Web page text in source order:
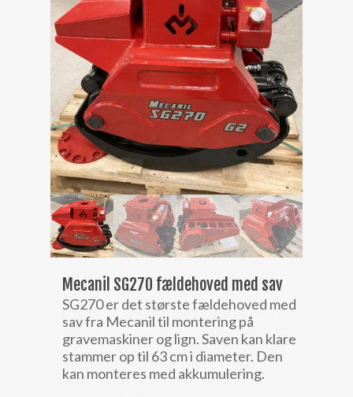
Mecanil SG270 fældehoved med sav
SG270 er det største fældehoved med
sav fra Mecanil til montering på
gravemaskiner og lign. Saven kan klare
stammer op til 63 cm i diameter. Den
kan monteres med akkumulering.